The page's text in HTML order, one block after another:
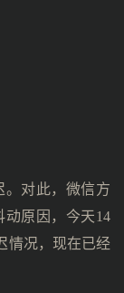
。对此，微信方
原因，今天14
情况，现在已经